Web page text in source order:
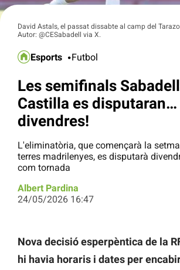
David Astals, el passat dissabte al camp del
Autor: @CESabadell via X.
Esports Futbol
Les semifinals
Castilla es disputaran…
divendres!
L'eliminatòria, que començarà la
terres madrilenyes, es disputarà
com tornada
Albert Pardina
24/05/2026 16:47
Nova decisió esperpèntica de la
hi havia horaris i dates per